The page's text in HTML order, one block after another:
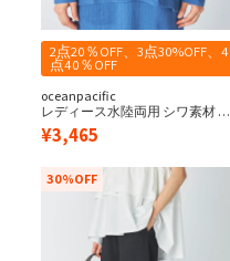
2点20％OFF、3点30%OFF、4
点40％OFF
oceanpacific
レディース水陸両用 シワ素材 リ
ボンカーディガン
¥3,465
30%OFF